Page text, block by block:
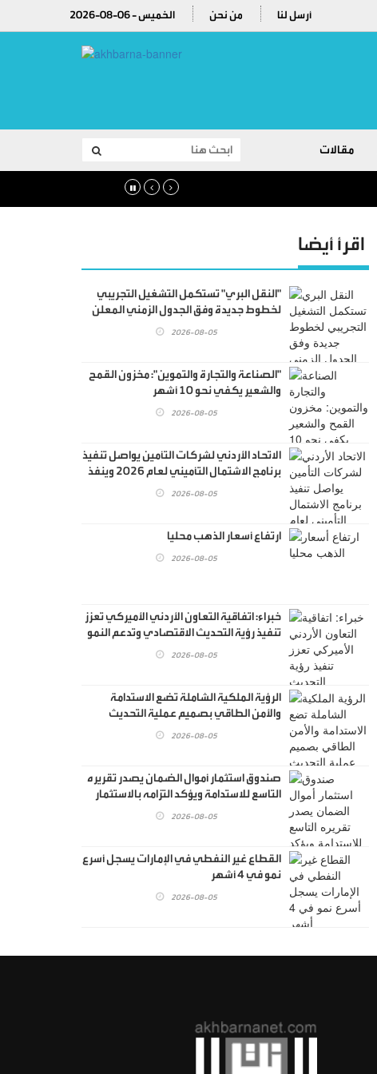
2026-08-06 - الخميس من نحن أرسل لنا
مقالات
اقرأ أيضا
"النقل البري" تستكمل التشغيل التجريبي
لخطوط جديدة وفق الجدول الزمني المعلن
2026-08-05
"الصناعة والتجارة والتموين": مخزون القمح
والشعير يكفي نحو 10 أشهر
2026-08-05
الاتحاد الأردني لشركات التأمين يواصل تنفيذ
برنامج الاشتمال التأميني لعام 2026 وينفذ
المحور الثالث منه بالاستعانة بمدرب محلي
2026-08-05
ارتفاع أسعار الذهب محليا
2026-08-05
خبراء: اتفاقية التعاون الأردني الأميركي تعزز
تنفيذ رؤية التحديث الاقتصادي وتدعم النمو
2026-08-05
الرؤية الملكية الشاملة تضع الاستدامة
والأمن الطاقي بصميم عملية التحديث
2026-08-05
صندوق استثمار أموال الضمان يصدر تقريره
التاسع للاستدامة ويؤكد التزامه بالاستثمار
2026-08-05
القطاع غير النفطي في الإمارات يسجل أسرع
نمو في 4 أشهر
2026-08-05